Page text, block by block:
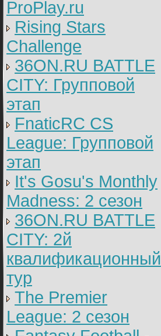
ProPlay.ru
Rising Stars
Challenge
36ON.RU BATTLE
CITY: Групповой
этап
FnaticRC CS
League: Групповой
этап
It's Gosu's Monthly
Madness: 2 сезон
36ON.RU BATTLE
CITY: 2й
квалификационный
тур
The Premier
League: 2 cезон